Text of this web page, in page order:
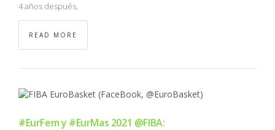
4 años después,
READ MORE
#EurFem y #EurMas 2021 @FIBA: